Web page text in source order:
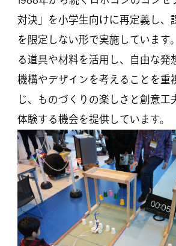
対決」を小学生向けに再定義し、
を限定しない形で実施しています
る道具や材料を活用し、自由な発
機構やデザインを考えることを重
じ、ものづくりの楽しさと創意工
体験する機会を提供しています。